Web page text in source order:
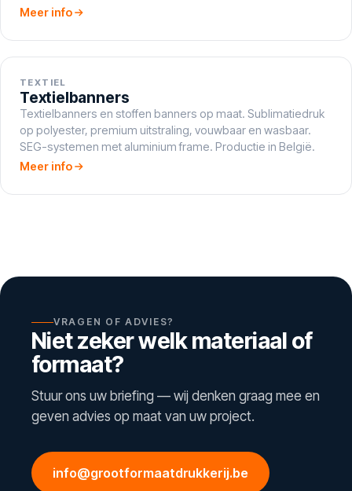
Meer info
TEXTIEL
Textielbanners
Textielbanners en stoffen banners op maat. Sublimatiedruk
op polyester, premium uitstraling, vouwbaar en wasbaar.
SEG-systemen met aluminium frame. Productie in België.
Meer info
VRAGEN OF ADVIES?
Niet zeker welk materiaal of
formaat?
Stuur ons uw briefing — wij denken graag mee en
geven advies op maat van uw project.
info@grootformaatdrukkerij.be